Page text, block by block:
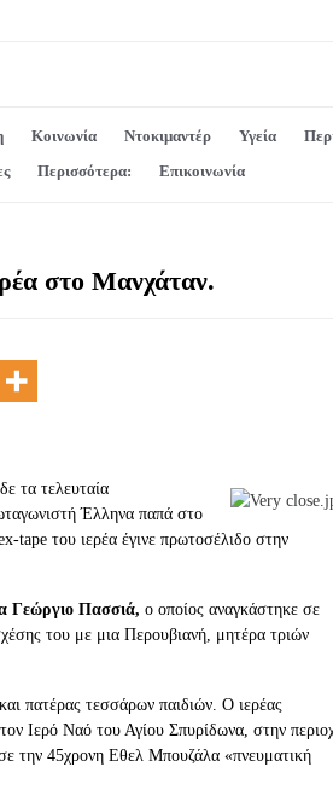
Κοινωνία Ντοκιμαντέρ Υγεία
Περισσότερα: Επικοινωνία
στο Μανχάταν.
τα τελευταία
Έλληνα παπά στο
του ιερέα έγινε πρωτοσέλιδο στην
Γεώργιο Πασσιά, ο οποίος αναγκάστηκε σε
του με μια Περουβιανή, μητέρα τριών
πατέρας τεσσάρων παιδιών. Ο ιερέας
Ιερό Ναό του Αγίου Σπυρίδωνα, στην
την 45χρονη Εθελ Μπουζάλα «πνευματική